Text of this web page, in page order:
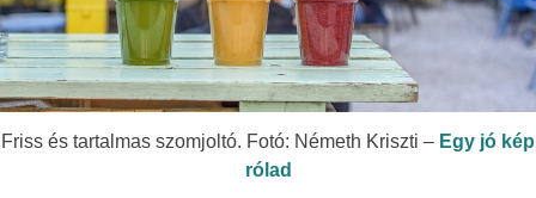
Friss és tartalmas szomjoltó. Fotó: Németh Kriszti – Egy jó kép
rólad